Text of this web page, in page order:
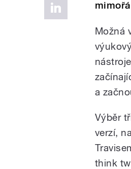
Možná
a
Výběr
verzí,
think